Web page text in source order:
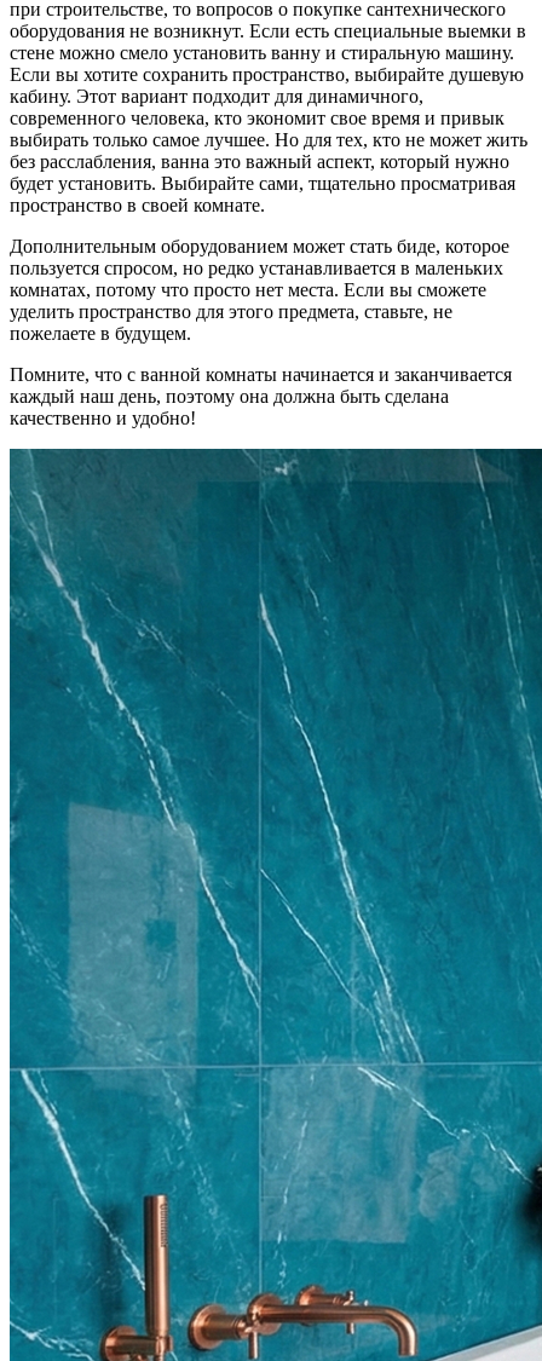
при строительстве, то вопросов о покупке сантехнического
оборудования не возникнут. Если есть специальные выемки в
стене можно смело установить ванну и стиральную машину.
Если вы хотите сохранить пространство, выбирайте душевую
кабину. Этот вариант подходит для динамичного,
современного человека, кто экономит свое время и привык
выбирать только самое лучшее. Но для тех, кто не может жить
без расслабления, ванна это важный аспект, который нужно
будет установить. Выбирайте сами, тщательно просматривая
пространство в своей комнате.
Дополнительным оборудованием может стать биде, которое
пользуется спросом, но редко устанавливается в маленьких
комнатах, потому что просто нет места. Если вы сможете
уделить пространство для этого предмета, ставьте, не
пожелаете в будущем.
Помните, что с ванной комнаты начинается и заканчивается
каждый наш день, поэтому она должна быть сделана
качественно и удобно!